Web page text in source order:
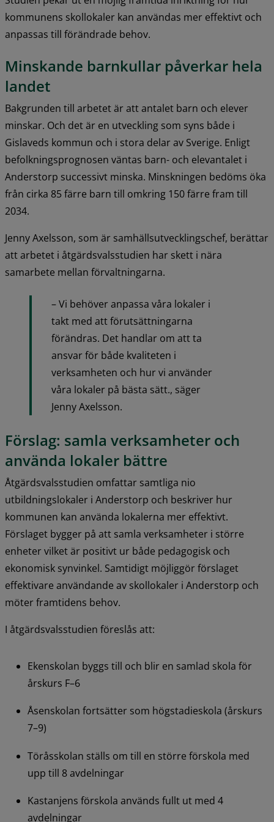
kommunens skollokaler kan användas mer effektivt och
anpassas till förändrade behov.
Minskande barnkullar påverkar hela
landet
Bakgrunden till arbetet är att antalet barn och elever
minskar. Och det är en utveckling som syns både i
Gislaveds kommun och i stora delar av Sverige. Enligt
befolkningsprognosen väntas barn- och elevantalet i
Anderstorp successivt minska. Minskningen bedöms öka
från cirka 85 färre barn till omkring 150 färre fram till
2034.
Jenny Axelsson, som är samhällsutvecklingschef, berättar
att arbetet i åtgärdsvalsstudien har skett i nära
samarbete mellan förvaltningarna.
– Vi behöver anpassa våra lokaler i
takt med att förutsättningarna
förändras. Det handlar om att ta
ansvar för både kvaliteten i
verksamheten och hur vi använder
våra lokaler på bästa sätt., säger
Jenny Axelsson.
Förslag: samla verksamheter och
använda lokaler bättre
Åtgärdsvalsstudien omfattar samtliga nio
utbildningslokaler i Anderstorp och beskriver hur
kommunen kan använda lokalerna mer effektivt.
Förslaget bygger på att samla verksamheter i större
enheter vilket är positivt ur både pedagogisk och
ekonomisk synvinkel. Samtidigt möjliggör förslaget
effektivare användande av skollokaler i Anderstorp och
möter framtidens behov.
I åtgärdsvalsstudien föreslås att:
Ekenskolan byggs till och blir en samlad skola för
årskurs F–6
Åsenskolan fortsätter som högstadieskola (årskurs
7–9)
Töråsskolan ställs om till en större förskola med
upp till 8 avdelningar
Kastanjens förskola används fullt ut med 4
avdelningar